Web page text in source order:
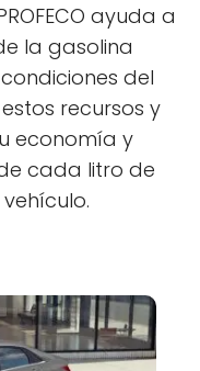
ayuda a
la gasolina
del
recursos y
economía y
cada litro de